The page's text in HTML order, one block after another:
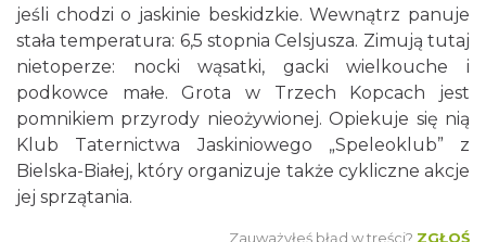
jeśli chodzi o jaskinie beskidzkie. Wewnątrz panuje
stała temperatura: 6,5 stopnia Celsjusza. Zimują tutaj
nietoperze: nocki wąsatki, gacki wielkouche i
podkowce małe. Grota w Trzech Kopcach jest
pomnikiem przyrody nieożywionej. Opiekuje się nią
Klub Taternictwa Jaskiniowego „Speleoklub” z
Bielska-Białej, który organizuje także cykliczne akcje
jej sprzątania.
Zauważyłeś błąd w treści? ZGŁOŚ